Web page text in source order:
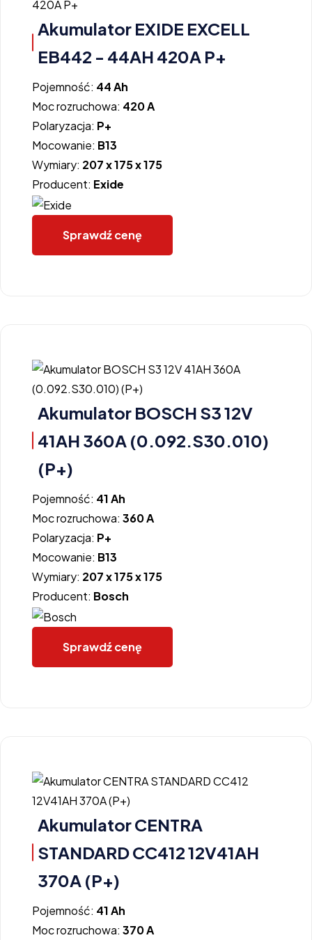
Akumulator EXIDE EXCELL
EB442 - 44AH 420A P+
Pojemność: 44 Ah
Moc rozruchowa: 420 A
Polaryzacja: P+
Mocowanie: B13
Wymiary: 207 x 175 x 175
Producent: Exide
Sprawdź cenę
Akumulator BOSCH S3 12V
41AH 360A (0.092.S30.010)
(P+)
Pojemność: 41 Ah
Moc rozruchowa: 360 A
Polaryzacja: P+
Mocowanie: B13
Wymiary: 207 x 175 x 175
Producent: Bosch
Sprawdź cenę
Akumulator CENTRA
STANDARD CC412 12V41AH
370A (P+)
Pojemność: 41 Ah
Moc rozruchowa: 370 A